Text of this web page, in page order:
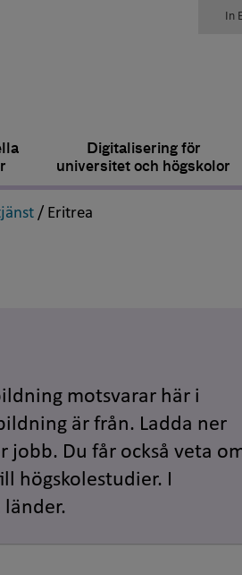
In
Digitalisering för
universitet och högskolor
,
/ Eritrea
motsvarar här i
är från. Ladda ner
jobb. Du får också veta
högskolestudier. I